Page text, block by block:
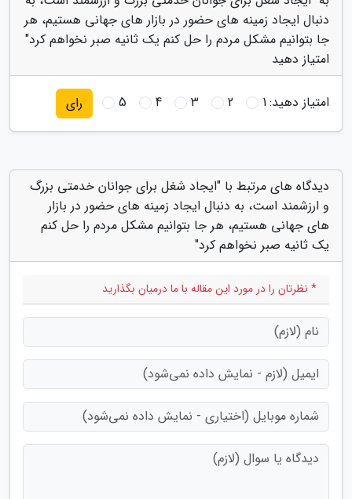
دنبال ایجاد زمینه های حضور در بازار های جهانی هستیم، هر
جا بتوانیم مشکل مردم را حل کنم یک ثانیه صبر نخواهم کرد"
امتیاز دهید
امتیاز دهید:1
2
3
4
5 رای
دیدگاه های مرتبط با "ایجاد شغل برای جوانان خدمتی بزرگ
و ارزشمند است، به دنبال ایجاد زمینه های حضور در بازار
های جهانی هستیم، هر جا بتوانیم مشکل مردم را حل کنم
یک ثانیه صبر نخواهم کرد"
* نظرتان را در مورد این مقاله با ما درمیان بگذارید